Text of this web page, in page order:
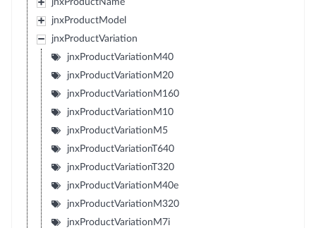
jnxProductModel
jnxProductVariation
jnxProductVariationM40
jnxProductVariationM20
jnxProductVariationM160
jnxProductVariationM10
jnxProductVariationM5
jnxProductVariationT640
jnxProductVariationT320
jnxProductVariationM40e
jnxProductVariationM320
jnxProductVariationM7i